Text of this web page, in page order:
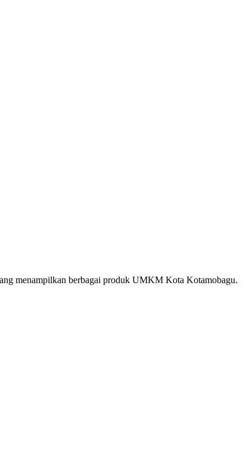
menampilkan berbagai produk UMKM Kota Kotamobagu.